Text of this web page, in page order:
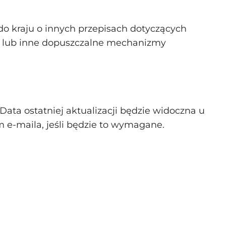
kraju o innych przepisach dotyczących
lub inne dopuszczalne mechanizmy
ostatniej aktualizacji będzie widoczna u
maila, jeśli będzie to wymagane.